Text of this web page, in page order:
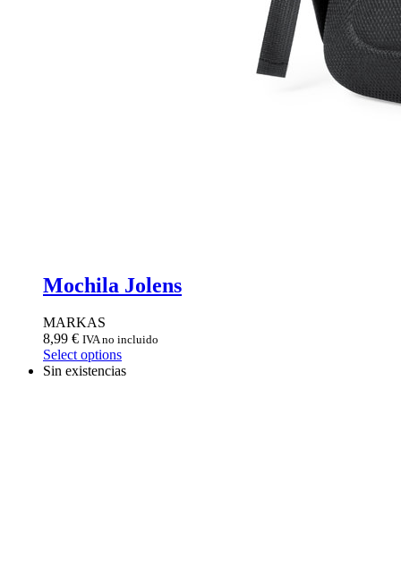
Mochila Jolens
MARKAS
8,99 € IVA no incluido
Select options
Sin existencias